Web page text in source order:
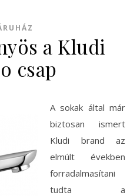
a Kludi
csap
A sokak által már
biztosan ismert
Kludi brand az
elmúlt években
forradalmasítani
tudta a